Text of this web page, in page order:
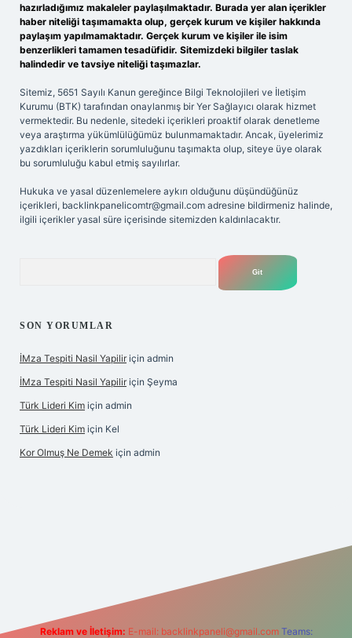
hazırladığımız makaleler paylaşılmaktadır. Burada yer alan içerikler
haber niteliği taşımamakta olup, gerçek kurum ve kişiler hakkında
paylaşım yapılmamaktadır. Gerçek kurum ve kişiler ile isim
benzerlikleri tamamen tesadüfidir. Sitemizdeki bilgiler taslak
halindedir ve tavsiye niteliği taşımazlar.
Sitemiz, 5651 Sayılı Kanun gereğince Bilgi Teknolojileri ve İletişim
Kurumu (BTK) tarafından onaylanmış bir Yer Sağlayıcı olarak hizmet
vermektedir. Bu nedenle, sitedeki içerikleri proaktif olarak denetleme
veya araştırma yükümlülüğümüz bulunmamaktadır. Ancak, üyelerimiz
yazdıkları içeriklerin sorumluluğunu taşımakta olup, siteye üye olarak
bu sorumluluğu kabul etmiş sayılırlar.
Hukuka ve yasal düzenlemelere aykırı olduğunu düşündüğünüz
içerikleri, backlinkpanelicomtr@gmail.com adresine bildirmeniz halinde,
ilgili içerikler yasal süre içerisinde sitemizden kaldırılacaktır.
SON YORUMLAR
İMza Tespiti Nasil Yapilir için admin
İMza Tespiti Nasil Yapilir için Şeyma
Türk Lideri Kim için admin
Türk Lideri Kim için Kel
Kor Olmuş Ne Demek için admin
Reklam ve İletişim: E-mail: backlinkpaneli@gmail.com Teams: